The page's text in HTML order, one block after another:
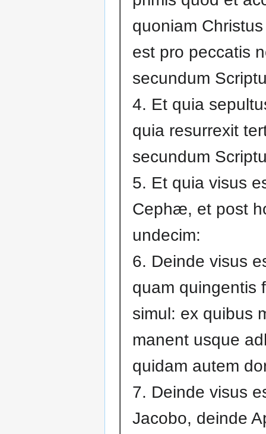
quoniam
est pro peccatis
secundum
4. Et quia
quia resurrexit
secundum
5. Et quia visus
Cephæ, et post
undecim:
6. Deinde visus
quam quingentis
simul: ex quibus
manent usque
quidam autem
7. Deinde visus
Jacobo, deinde